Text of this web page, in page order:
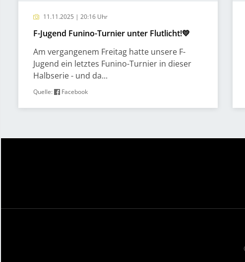
11.11.2025 | 20:16 Uhr
F-Jugend Funino-Turnier unter Flutlicht!💛
Am vergangenem Freitag hatte unsere F-
Jugend ein letztes Funino-Turnier in dieser
Halbserie - und da...
Quelle: Facebook